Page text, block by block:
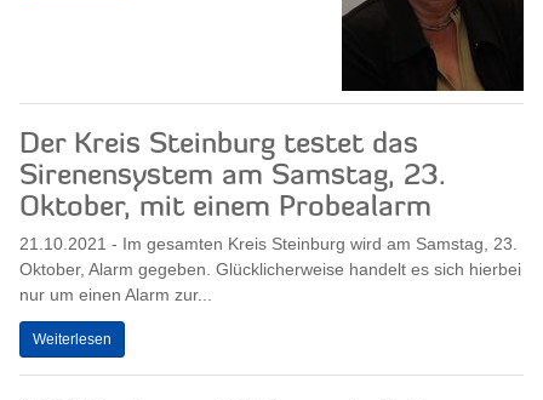
Der Kreis Steinburg testet das
Sirenensystem am Samstag, 23.
Oktober, mit einem Probealarm
21.10.2021 - Im gesamten Kreis Steinburg wird am Samstag, 23.
Oktober, Alarm gegeben. Glücklicherweise handelt es sich hierbei
nur um einen Alarm zur...
Weiterlesen